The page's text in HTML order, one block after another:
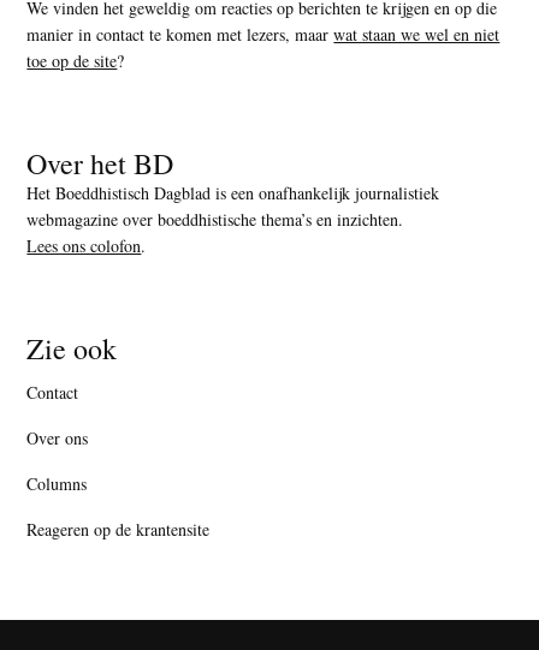
We vinden het geweldig om reacties op berichten te krijgen en op die
manier in contact te komen met lezers, maarwat staan we wel en niet
toe op de site?
Over het BD
Het Boeddhistisch Dagblad is een onafhankelijk journalistiek
webmagazine over boeddhistische thema’s en inzichten.
Lees ons colofon.
Zie ook
Contact
Over ons
Columns
Reageren op de krantensite